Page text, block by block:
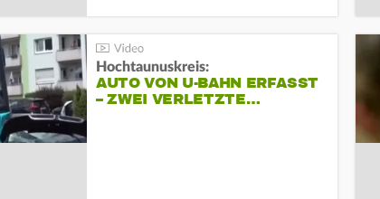
Hochtaunuskreis:
AUTO VON U-BAHN ERFASST
– ZWEI VERLETZTE…